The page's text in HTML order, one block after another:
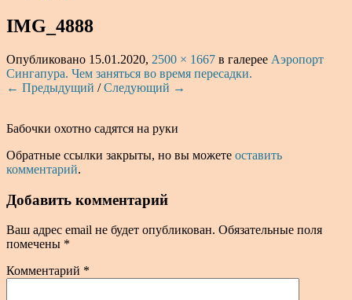
IMG_4888
Опубликовано 15.01.2020, 2500 × 1667 в галерее Аэропорт
Сингапура. Чем заняться во время пересадки.
← Предыдущий /Следующий →
Бабочки охотно садятся на руки
Обратные ссылки закрыты, но вы можете оставить
комментарий.
Добавить комментарий
Ваш адрес email не будет опубликован. Обязательные поля
помечены *
Комментарий *